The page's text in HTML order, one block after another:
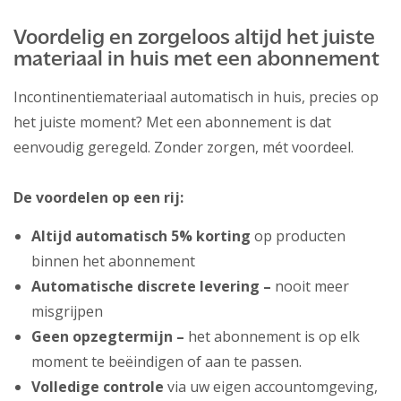
Voordelig en zorgeloos altijd het juiste
materiaal in huis met een abonnement
Incontinentiemateriaal automatisch in huis, precies op
het juiste moment? Met een abonnement is dat
eenvoudig geregeld. Zonder zorgen, mét voordeel.
De voordelen op een rij:
Altijd automatisch 5% korting op producten
binnen het abonnement
Automatische discrete levering – nooit meer
misgrijpen
Geen opzegtermijn – het abonnement is op elk
moment te beëindigen of aan te passen.
Volledige controle via uw eigen accountomgeving,